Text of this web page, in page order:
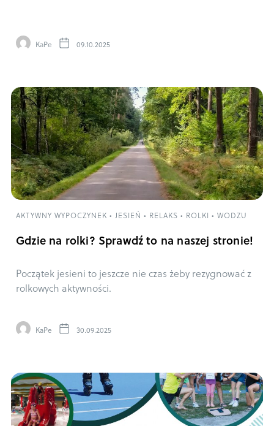
KaPe 09.10.2025
AKTYWNY WYPOCZYNEK • JESIEŃ • RELAKS • ROLKI • WODZU
Gdzie na rolki? Sprawdź to na naszej stronie!
Początek jesieni to jeszcze nie czas żeby rezygnować z
rolkowych aktywności.
KaPe 30.09.2025